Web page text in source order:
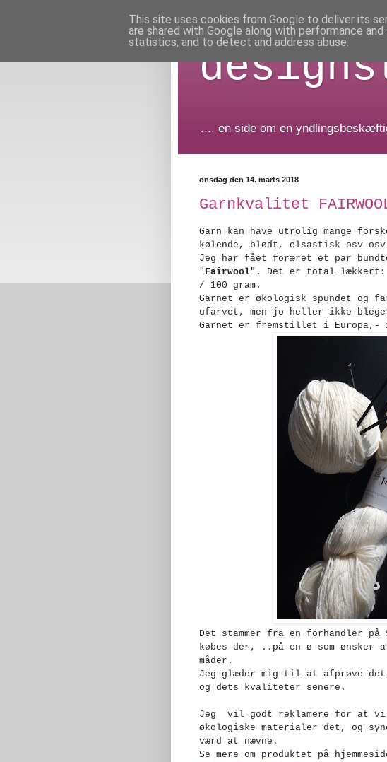
.... en side om en
onsdag den 14. marts 2018
Garnkvalitet
Garn kan have utrolig mange
kølende, blødt, elsastisk osv
Jeg har fået foræret et par bundter
" Fairwool" . Det er total lækkert:
/ 100 gram.
Garnet er økologisk spundet og
ufarvet, men jo heller ikke
Garnet er fremstillet i
Det stammer fra en forhandler
købes der, ..på en ø som ønsker
måder.
Jeg glæder mig til at afprøve det,
og dets kvaliteter senere.
Jeg vil godt reklamere for at vi
økologiske materialer det, og
værd at nævne.
Se mere om produktet på
This site uses cookies from Google to deliver its
are shared with Google along with performance
statistics, and to detect and address abuse.